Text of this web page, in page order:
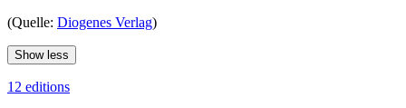
(Quelle: Diogenes Verlag)
Show less
12 editions